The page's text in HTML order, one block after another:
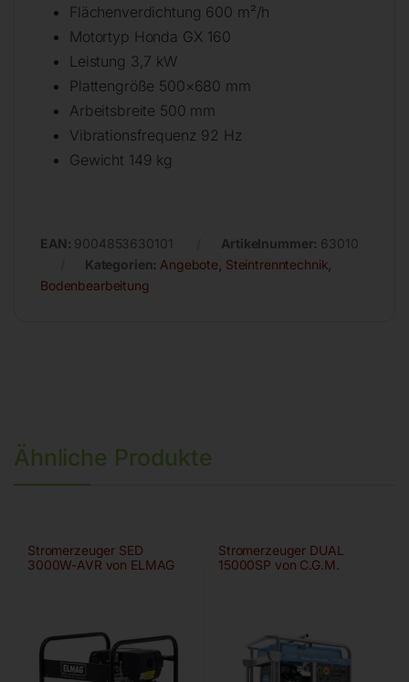
Flächenverdichtung 600 m²/h
Motortyp Honda GX 160
Leistung 3,7 kW
Plattengröße 500×680 mm
Arbeitsbreite 500 mm
Vibrationsfrequenz 92 Hz
Gewicht 149 kg
EAN: 9004853630101 Artikelnummer: 63010
Kategorien: Angebote Steintrenntechnik
Bodenbearbeitung
Ähnliche Produkte
Stromerzeuger SED
3000W-AVR von ELMAG
Stromerzeuger DUAL
15000SP von C.G.M.